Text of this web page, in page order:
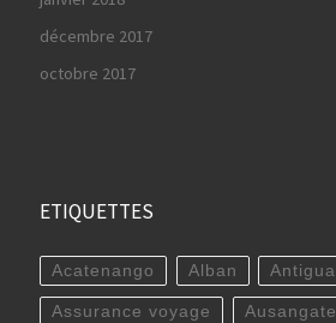
décembre 2017
octobre 2017
ETIQUETTES
Acatenango Alban Antigua
Assurance voyage Ausangate